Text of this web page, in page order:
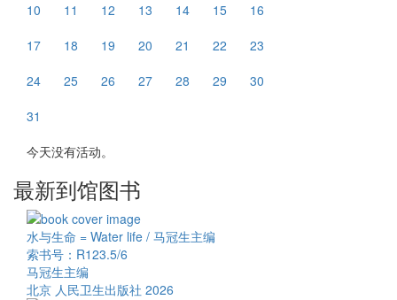
10
11 12 13 14 15
16
17
18 19 20 21 22
23
24
25 26 27 28 29
30
31
今天没有活动。
最新到馆图书
水与生命 = Water life / 马冠生主编
索书号：R123.5/6
马冠生主编
北京 人民卫生出版社 2026